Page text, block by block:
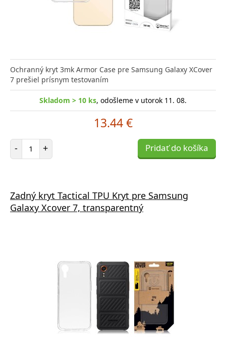
Ochranný kryt 3mk Armor Case pre Samsung Galaxy XCover
7 prešiel prísnym testovaním
Skladom > 10 ks, odošleme v utorok 11. 08.
13.44 €
- Počet položiek
+ Pridať do košíka
Zadný kryt Tactical TPU Kryt pre Samsung
Galaxy Xcover 7, transparentný